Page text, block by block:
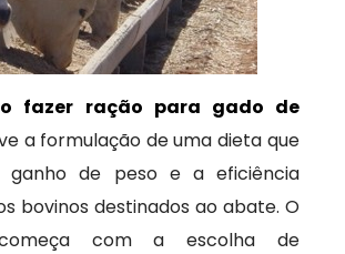
fazer ração para gado de
a formulação de uma dieta que
ganho de peso e a eficiência
bovinos destinados ao abate. O
com a escolha de